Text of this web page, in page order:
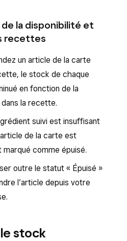
la disponibilité et
recettes
un article de la carte
le stock de chaque
en fonction de la
la recette.
suivi est insuffisant
de la carte est
comme épuisé.
outre le statut « Épuisé »
l’article depuis votre
stock